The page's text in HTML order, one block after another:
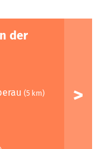
der
(5 km)